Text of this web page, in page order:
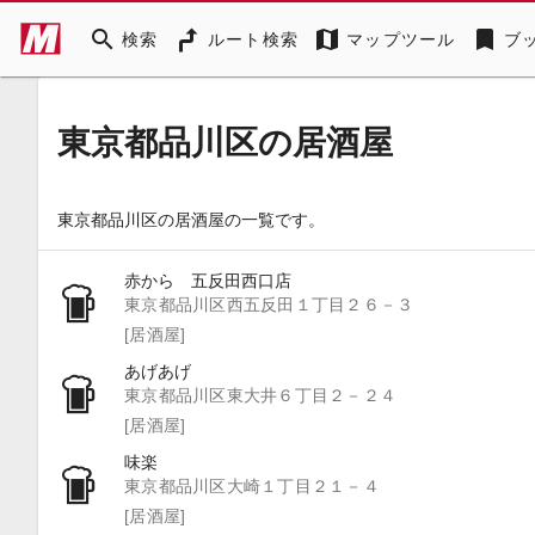
search 検索 ルート検索 map マップツール bookmark ブ
東京都品川区の居酒屋
東京都品川区の居酒屋の一覧です。
赤から 五反田西口店
東京都品川区西五反田１丁目２６－３
[居酒屋]
あげあげ
東京都品川区東大井６丁目２－２４
[居酒屋]
味楽
東京都品川区大崎１丁目２１－４
[居酒屋]